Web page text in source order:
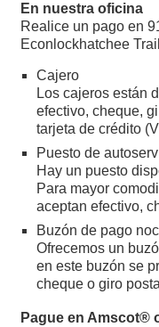
En nuestra oficina
Realice un pago en
Econlockhatchee
Cajero
Los cajeros están
efectivo, cheque,
tarjeta de crédito
Puesto de
Hay un puesto
Para mayor
aceptan efectivo,
Buzón de pago
Ofrecemos un
en este buzón se
cheque o giro
Pague en Amscot®